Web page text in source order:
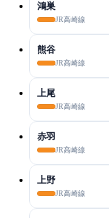
鴻巣
JR高崎線
熊谷
JR高崎線
上尾
JR高崎線
赤羽
JR高崎線
上野
JR高崎線